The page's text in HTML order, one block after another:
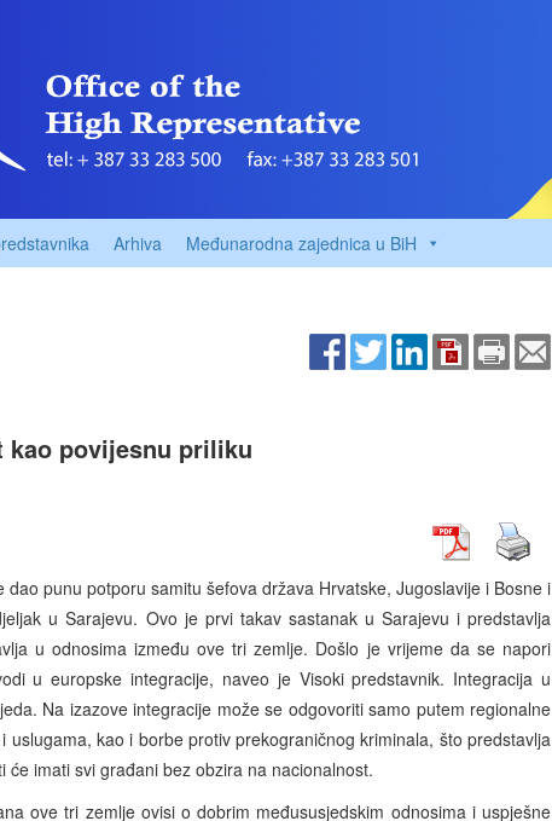
Arhiva Međunarodna zajednica u BiH
povijesnu priliku
punu potporu samitu šefova država Hrvatske, Jugoslavije i Bosne i
u Sarajevu. Ovo je prvi takav sastanak u Sarajevu i predstavlja
u odnosima između ove tri zemlje. Došlo je vrijeme da se napori
u europske integracije, naveo je Visoki predstavnik. Integracija u
Na izazove integracije može se odgovoriti samo putem regionalne
kao i borbe protiv prekograničnog kriminala, što predstavlja
imati svi građani bez obzira na nacionalnost.
ove tri zemlje ovisi o dobrim međususjedskim odnosima i uspješne